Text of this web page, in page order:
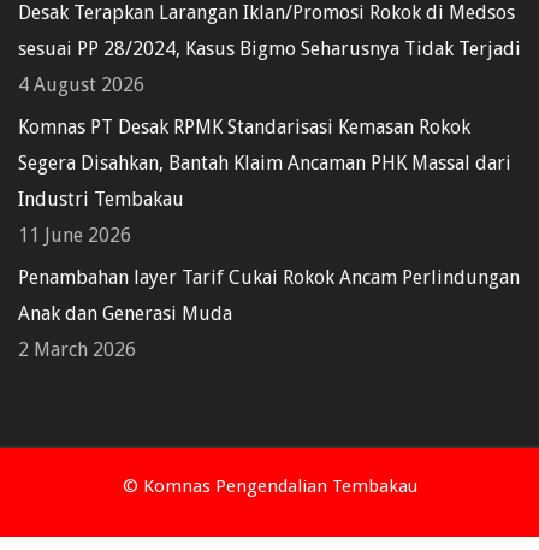
Desak Terapkan Larangan Iklan/Promosi Rokok di Medsos
sesuai PP 28/2024, Kasus Bigmo Seharusnya Tidak Terjadi
4 August 2026
Komnas PT Desak RPMK Standarisasi Kemasan Rokok
Segera Disahkan, Bantah Klaim Ancaman PHK Massal dari
Industri Tembakau
11 June 2026
Penambahan layer Tarif Cukai Rokok Ancam Perlindungan
Anak dan Generasi Muda
2 March 2026
© Komnas Pengendalian Tembakau